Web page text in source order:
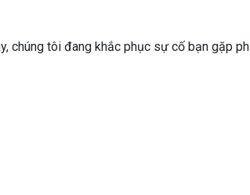
chúng tôi đang khắc phục sự cố bạn gặp